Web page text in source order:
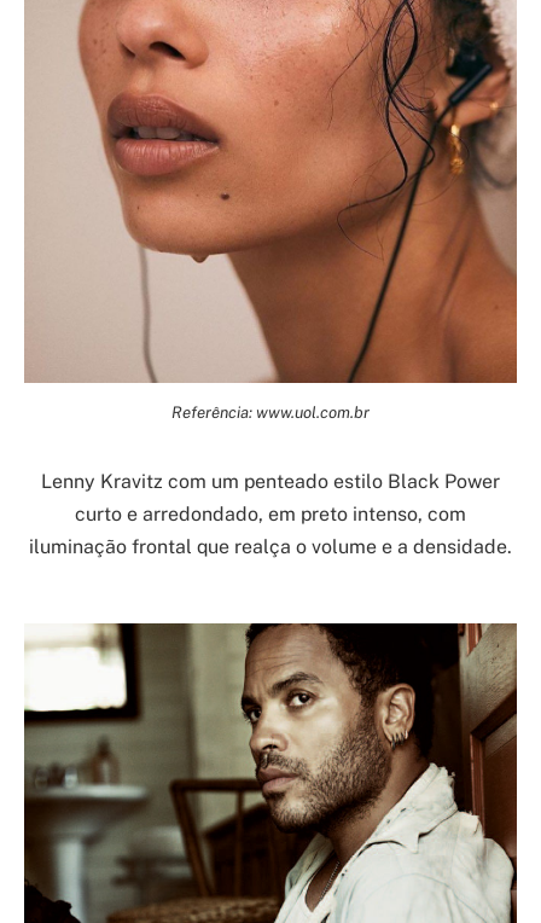
Referência: www.uol.com.br
Lenny Kravitz com um penteado estilo Black Power
curto e arredondado, em preto intenso, com
iluminação frontal que realça o volume e a densidade.